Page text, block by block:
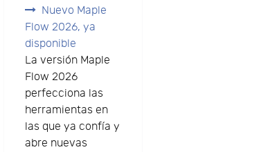
Nuevo Maple
Flow 2026, ya
disponible
La versión Maple
Flow 2026
perfecciona las
herramientas en
las que ya confía y
abre nuevas